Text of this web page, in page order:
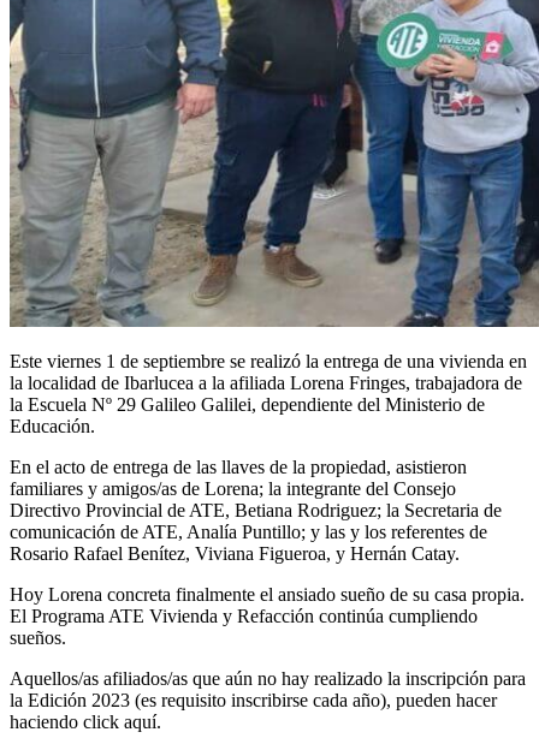
Este viernes 1 de septiembre se realizó la entrega de una vivienda en
la localidad de Ibarlucea a la afiliada Lorena Fringes, trabajadora de
la Escuela Nº 29 Galileo Galilei, dependiente del Ministerio de
Educación.
En el acto de entrega de las llaves de la propiedad, asistieron
familiares y amigos/as de Lorena; la integrante del Consejo
Directivo Provincial de ATE, Betiana Rodriguez; la Secretaria de
comunicación de ATE, Analía Puntillo; y las y los referentes de
Rosario Rafael Benítez, Viviana Figueroa, y Hernán Catay.
Hoy Lorena concreta finalmente el ansiado sueño de su casa propia.
El Programa ATE Vivienda y Refacción continúa cumpliendo
sueños.
Aquellos/as afiliados/as que aún no hay realizado la inscripción para
la Edición 2023 (es requisito inscribirse cada año), pueden hacer
haciendo click aquí.